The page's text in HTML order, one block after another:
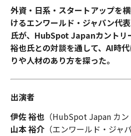
外資・日系・スタートアップを
けるエンワールド・ジャパン代
氏が、HubSpot Japanカントリ
裕也氏との対談を通して、AI時
りや人材のあり方を探った。
出演者
伊佐 裕也（HubSpot Japan カン
山本 裕介（エンワールド・ジャ